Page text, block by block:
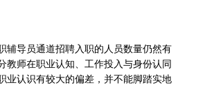
辅导员通道招聘入职的人员数量仍然有
教师在职业认知、工作投入与身份认同
业认识有较大的偏差，并不能脚踏实地